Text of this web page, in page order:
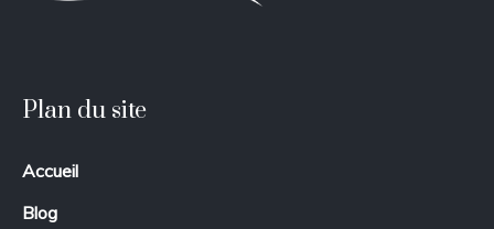
Plan du site
Accueil
Blog